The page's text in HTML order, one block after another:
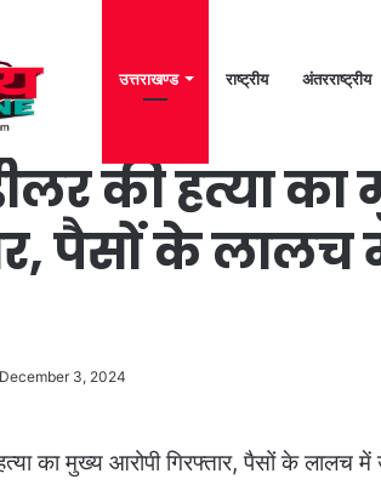
उत्तराखण्ड राष्ट्रीय अंतरराष्ट्रीय
डीलर की हत्या का मुख्य आरोपी गिरफ्तार, पैसों के लालच में
डीलर की हत्या
पैसों के लालच
December 3, 2024